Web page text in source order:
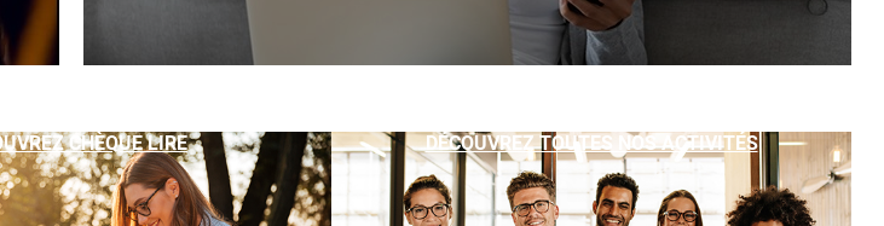
CHÈQUE LIRE DÉCOUVREZ TOUTES NOS ACTIVITÉS